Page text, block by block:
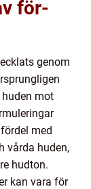
för-
genom
mot
med
vårda huden,
hudton.
kan vara för